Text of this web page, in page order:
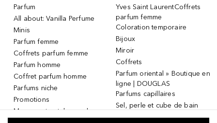
Parfum
All about: Vanilla Perfume
Minis
Parfum femme
Coffrets parfum femme
Parfum homme
Coffret parfum homme
Parfums niche
Promotions
Masque et patch pour les
Yves Saint LaurentCoffrets
parfum femme
Coloration temporaire
Bijoux
Miroir
Coffrets
Parfum oriental » Boutique en
ligne | DOUGLAS
Parfums capillaires
Sel, perle et cube de bain
Dermaroller